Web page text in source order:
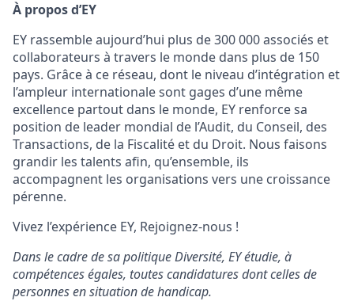
À propos d’EY
EY rassemble aujourd’hui plus de 300 000 associés et
collaborateurs à travers le monde dans plus de 150
pays. Grâce à ce réseau, dont le niveau d’intégration et
l’ampleur internationale sont gages d’une même
excellence partout dans le monde, EY renforce sa
position de leader mondial de l’Audit, du Conseil, des
Transactions, de la Fiscalité et du Droit. Nous faisons
grandir les talents afin, qu’ensemble, ils
accompagnent les organisations vers une croissance
pérenne.
Vivez l’expérience EY, Rejoignez-nous !
Dans le cadre de sa politique Diversité, EY étudie, à
compétences égales, toutes candidatures dont celles de
personnes en situation de handicap.